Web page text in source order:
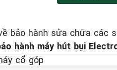
bảo hành sửa chữa các
hành máy hút bụi